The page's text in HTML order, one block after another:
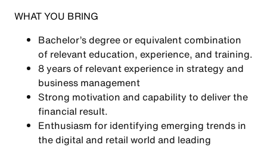
WHAT YOU BRING
Bachelor’s degree or equivalent combination
of relevant education, experience, and training.
8 years of relevant experience in strategy and
business management
Strong motivation and capability to deliver the
financial result.
Enthusiasm for identifying emerging trends in
the digital and retail world and leading